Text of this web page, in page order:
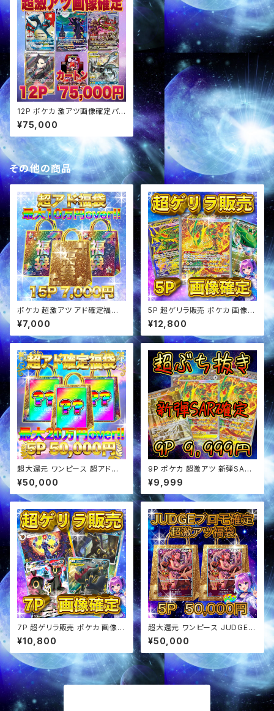
12P ポケカ 激アツ画像確定パッ
ク オリパ
¥75,000
その他の商品
ポケカ 超激アツ アド確定福袋
オリパ
¥7,000
5P 超ゲリラ販売 ポケカ 画像確
定 オリパ
¥12,800
超大還元 ワンピース 超アド確
定福袋 オリパ
¥50,000
9P ポケカ 超激アツ 新弾SAR
確定 ぶち抜き オリパ
¥9,999
7P 超ゲリラ販売 ポケカ 画像確
定 オリパ
¥10,800
超大還元 ワンピース JUDGE確
定 超アド確定福袋 オリパ
¥50,000